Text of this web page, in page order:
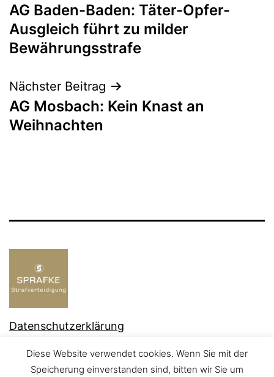
AG Baden-Baden: Täter-Opfer-
Ausgleich führt zu milder
Bewährungsstrafe
Nächster Beitrag
AG Mosbach: Kein Knast an
Weihnachten
Datenschutzerklärung
Stolz präsentiert vonWordPress.
Diese Website verwendet cookies. Wenn Sie mit der
Speicherung einverstanden sind, bitten wir Sie um